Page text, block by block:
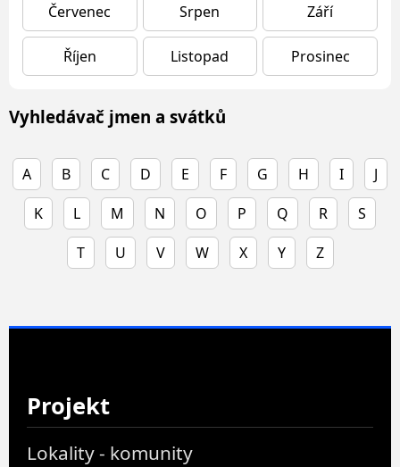
Červenec Srpen Září
Říjen Listopad Prosinec
Vyhledávač jmen a svátků
A B C D E F G H I
J
K
L M N O P Q R
S
T
U V W X Y Z
Projekt
Lokality - komunity